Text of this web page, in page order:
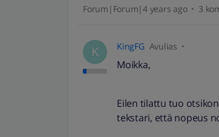
Forum|Forum|4 years ago 3
K KingFG Avulias
Moikka,
Eilen tilattu tuo
tekstari, että nopeus